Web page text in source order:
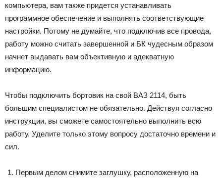
компьютера, вам также придется устанавливать
программное обеспечение и выполнять соответствующие
настройки. Потому не думайте, что подключив все провода,
работу можно считать завершенной и БК чудесным образом
начнет выдавать вам объективную и адекватную
информацию.
Чтобы подключить бортовик на свой ВАЗ 2114, быть
большим специалистом не обязательно. Действуя согласно
инструкции, вы сможете самостоятельно выполнить всю
работу. Уделите только этому вопросу достаточно времени и
сил.
Первым делом снимите заглушку, расположенную на